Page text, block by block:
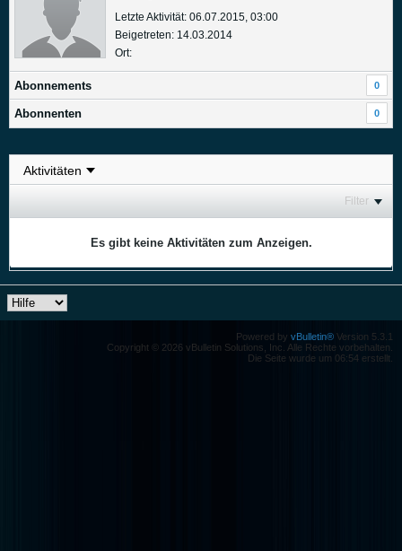
Letzte Aktivität: 06.07.2015, 03:00
Beigetreten: 14.03.2014
Ort:
Abonnements 0
Abonnenten 0
Filter
Es gibt keine Aktivitäten zum Anzeigen.
Powered by vBulletin® Version 5.3.1
Copyright © 2026 vBulletin Solutions, Inc. Alle Rechte vorbehalten.
Die Seite wurde um 06:54 erstellt.